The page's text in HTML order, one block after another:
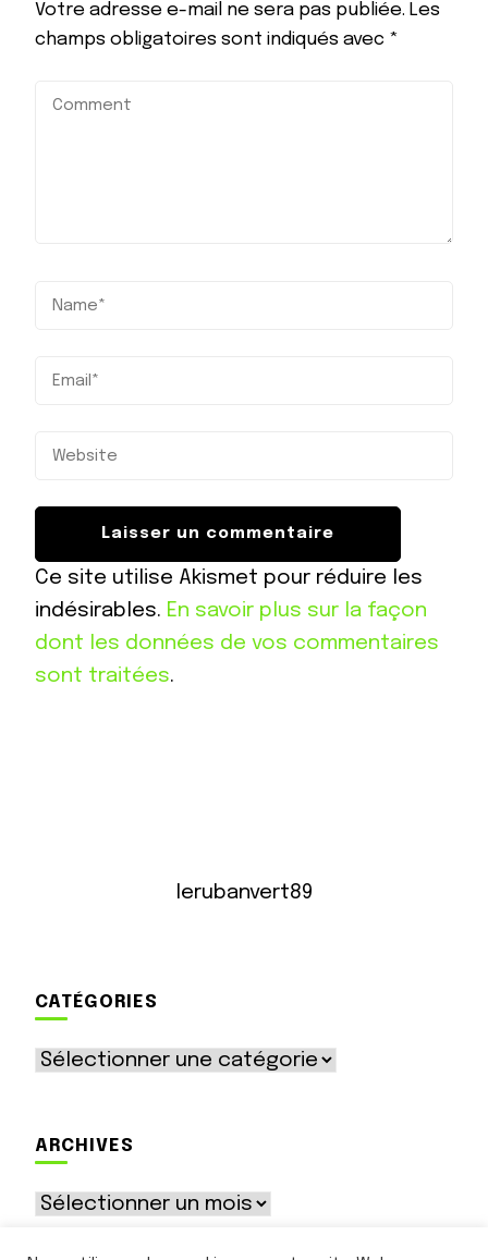
Votre adresse e-mail ne sera pas publiée. Les
champs obligatoires sont indiqués avec *
Ce site utilise Akismet pour réduire les
indésirables. En savoir plus sur la façon
dont les données de vos commentaires
sont traitées.
lerubanvert89
CATÉGORIES
Catégories
ARCHIVES
Archives